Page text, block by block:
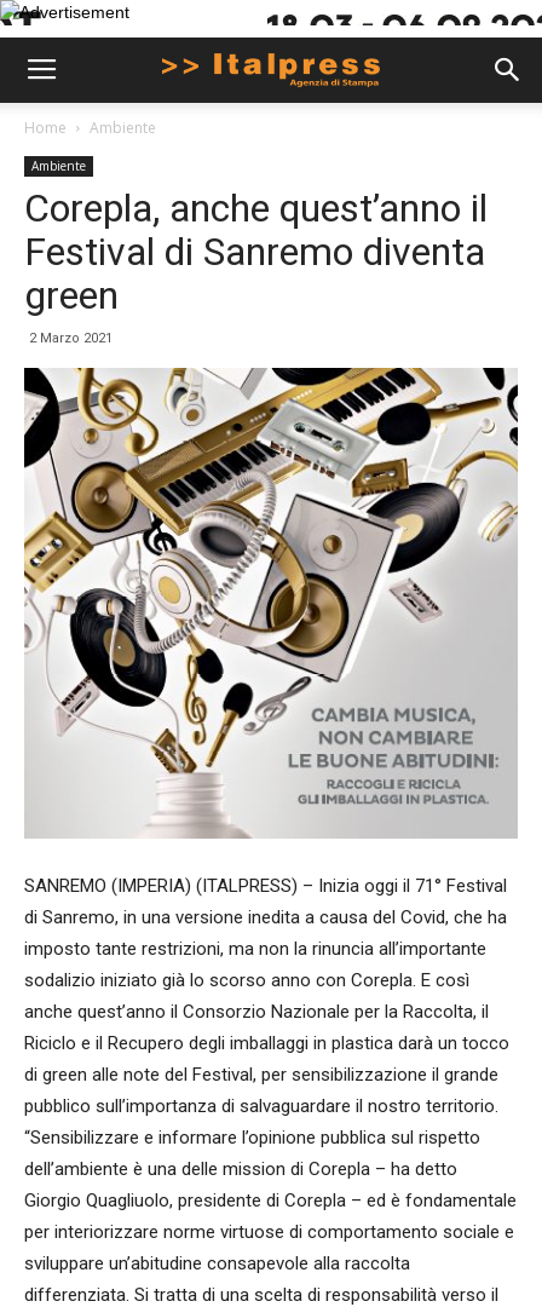
Home Ambiente
Ambiente
Corepla, anche quest’anno il
Festival di Sanremo diventa
green
2 Marzo 2021
SANREMO (IMPERIA) (ITALPRESS) – Inizia oggi il 71° Festival
di Sanremo, in una versione inedita a causa del Covid, che ha
imposto tante restrizioni, ma non la rinuncia all’importante
sodalizio iniziato già lo scorso anno con Corepla. E così
anche quest’anno il Consorzio Nazionale per la Raccolta, il
Riciclo e il Recupero degli imballaggi in plastica darà un tocco
di green alle note del Festival, per sensibilizzazione il grande
pubblico sull’importanza di salvaguardare il nostro territorio.
“Sensibilizzare e informare l’opinione pubblica sul rispetto
dell’ambiente è una delle mission di Corepla – ha detto
Giorgio Quagliuolo, presidente di Corepla – ed è fondamentale
per interiorizzare norme virtuose di comportamento sociale e
sviluppare un’abitudine consapevole alla raccolta
differenziata. Si tratta di una scelta di responsabilità verso il